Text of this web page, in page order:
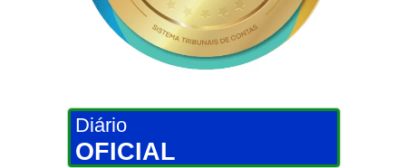
Diário
OFICIAL